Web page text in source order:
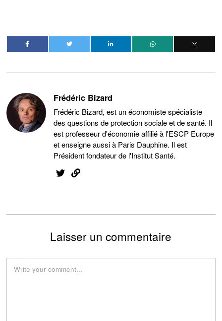
Frédéric Bizard
Frédéric Bizard, est un économiste spécialiste
des questions de protection sociale et de santé. Il
est professeur d'économie affilié à l'ESCP Europe
et enseigne aussi à Paris Dauphine. Il est
Président fondateur de l'Institut Santé.
Laisser un commentaire